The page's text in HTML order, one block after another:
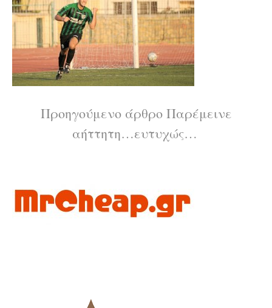
Διαβάστε
Προηγούμενο άρθροΠαρέμεινε
αήττητη…ευτυχώς…